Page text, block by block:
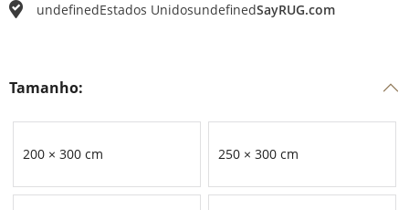
undefinedEstados UnidosundefinedSayRUG.com
Tamanho:
200 × 300 cm 250 × 300 cm